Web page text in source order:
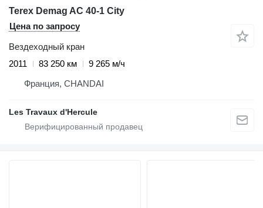
Terex Demag AC 40-1 City
Цена по запросу
Вездеходный кран
2011
83 250 км
9 265 м/ч
Франция, CHANDAI
Les Travaux d'Hercule